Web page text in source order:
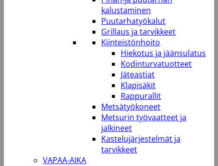
kalustaminen
Puutarhatyökalut
Grillaus ja tarvikkeet
Kiinteistönhoito
Hiekotus ja jäänsulatus
Kodinturvatuotteet
Jäteastiat
Klapisäkit
Rappurallit
Metsätyökoneet
Metsurin työvaatteet ja
jalkineet
Kastelujärjestelmät ja
tarvikkeet
VAPAA-AIKA